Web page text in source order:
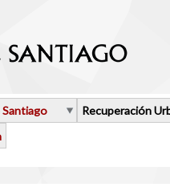
Recuperación